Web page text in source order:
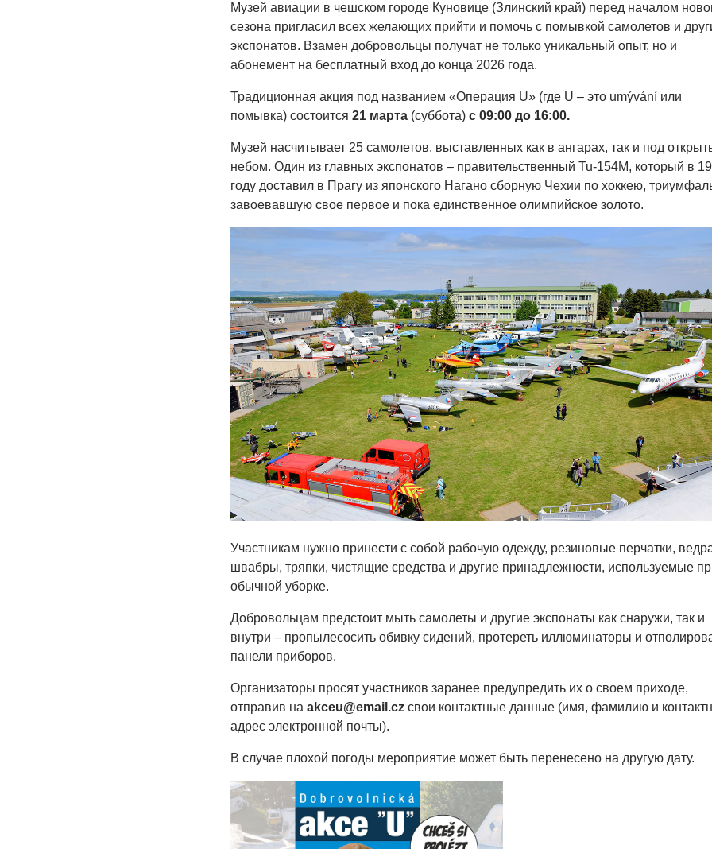
Музей авиации в чешском городе Куновице (Злинский край) перед началом
сезона пригласил всех желающих прийти и помочь с помывкой самолетов и
экспонатов. Взамен добровольцы получат не только уникальный опыт, но и
абонемент на бесплатный вход до конца 2026 года.
Традиционная акция под названием «Операция U» (где U – это umývání или
помывка) состоится 21 марта(суббота) с 09:00 до 16:00.
Музей насчитывает 25 самолетов, выставленных как в ангарах, так и под
небом. Один из главных экспонатов – правительственный Tu-154M, который в
году доставил в Прагу из японского Нагано сборную Чехии по хоккею,
завоевавшую свое первое и пока единственное олимпийское золото.
Участникам нужно принести с собой рабочую одежду, резиновые перчатки,
швабры, тряпки, чистящие средства и другие принадлежности, используемые
обычной уборке.
Добровольцам предстоит мыть самолеты и другие экспонаты как снаружи, так и
внутри – пропылесосить обивку сидений, протереть иллюминаторы и
панели приборов.
Организаторы просят участников заранее предупредить их о своем приходе,
отправив на akceu@email.cz свои контактные данные (имя, фамилию и
адрес электронной почты).
В случае плохой погоды мероприятие может быть перенесено на другую дату.